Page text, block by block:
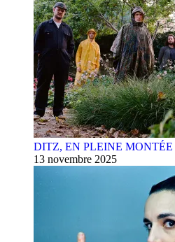
DITZ, EN PLEINE MONTÉE
13 novembre 2025